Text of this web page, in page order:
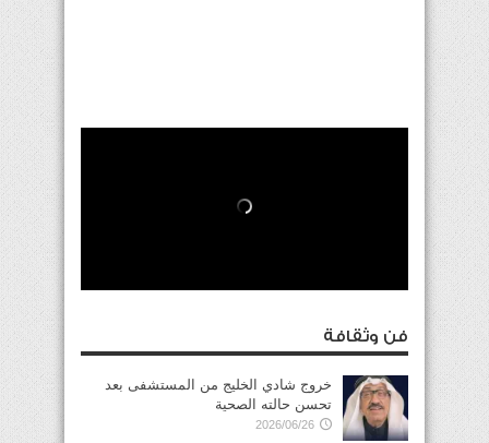
فن وثقافة
خروج شادي الخليج من المستشفى بعد
تحسن حالته الصحية
2026/06/26